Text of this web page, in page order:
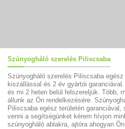
Szúnyogháló szerelés Piliscsaba
Szúnyogháló szerelés Piliscsaba
kiszállással és 2 év gyártói
és mi 2 heten belül felszereljük. Több,
állunk az Ön rendelkezésére.
Piliscsaba egész területén
venni a segítségünket kérem hívjon
szúnyogháló ablakra, ajtóra ahogyan